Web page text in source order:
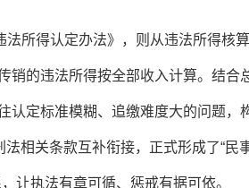
所得认定办法》，则从违法所得核
销的违法所得按全部收入计算。结合
认定标准模糊、追缴难度大的问题，
相关条款互补衔接，正式形成了“民
让执法有章可循、惩戒有据可依。